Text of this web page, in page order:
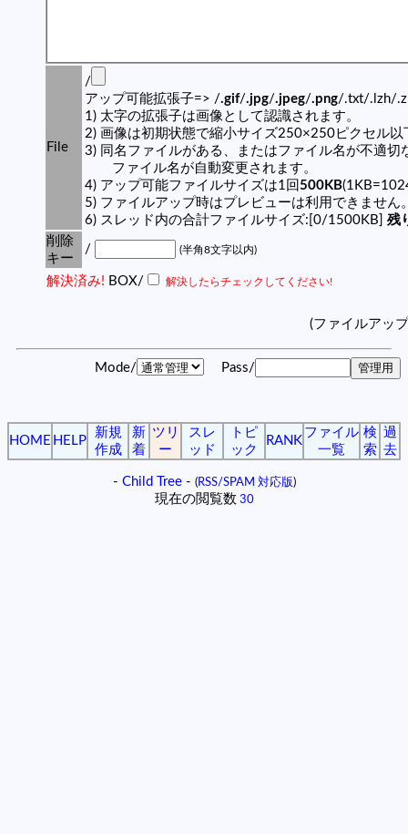
File
/
アップ可能拡張子=> /.gif/.jpg/.jpeg/.png/.txt/.lzh/
1) 太字の拡張子は画像として認識されます。
2) 画像は初期状態で縮小サイズ250×250ピクセル以
3) 同名ファイルがある、またはファイル名が不適切
ファイル名が自動変更されます。
4) アップ可能ファイルサイズは1回 500KB
5) ファイルアップ時はプレビューは利用できません
6) スレッド内の合計ファイルサイズ:[0/1500KB] 残
削除
キー
/ (半角8文字以内)
解決済み! BOX/ 解決したらチェックしてください!
(ファイルアッ
Mode/ Pass/
HOME HELP
新規
作成
新
着
ツリ
ー
スレ
ッド
トピ
ック
RANK
ファイル
一覧
検
索
過
去
- Child Tree- (RSS/SPAM 対応版)
現在の閲覧数 30